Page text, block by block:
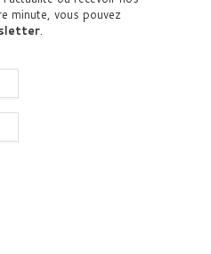
minute, vous pouvez
.